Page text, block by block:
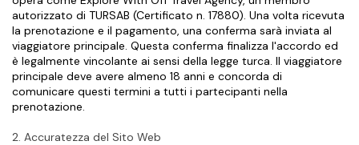
autorizzato di TURSAB (Certificato n. 17880). Una volta ricevuta
la prenotazione e il pagamento, una conferma sarà inviata al
viaggiatore principale. Questa conferma finalizza l'accordo ed
è legalmente vincolante ai sensi della legge turca. Il viaggiatore
principale deve avere almeno 18 anni e concorda di
comunicare questi termini a tutti i partecipanti nella
prenotazione.
2. Accuratezza del Sito Web